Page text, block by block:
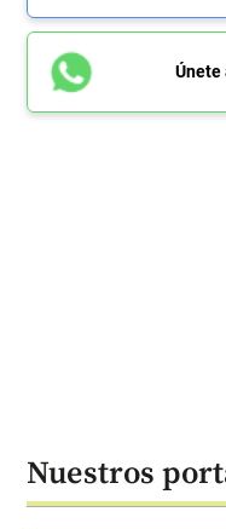
Únete
Nuestros